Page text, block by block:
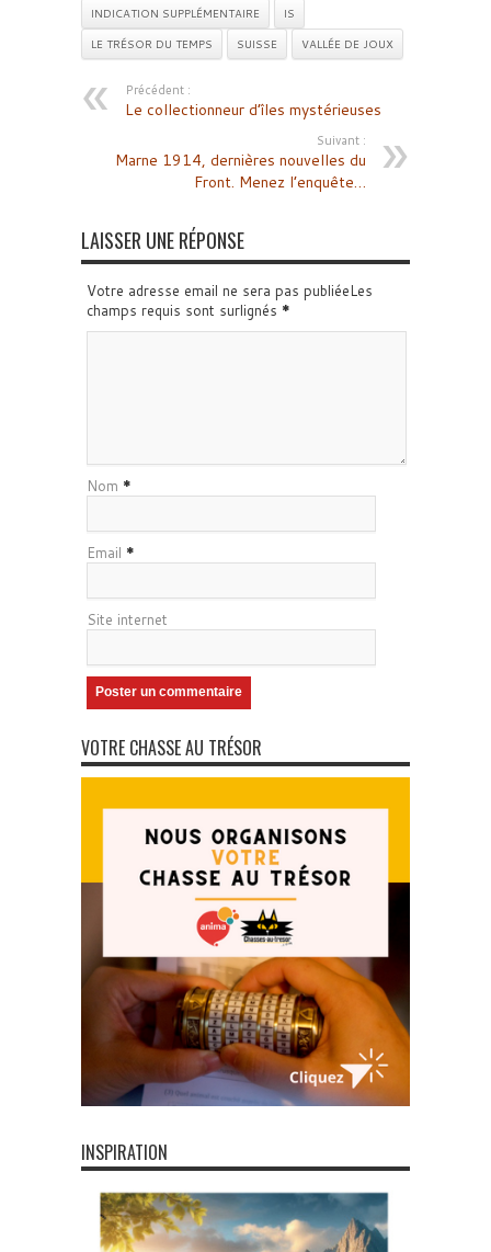
INDICATION SUPPLÉMENTAIRE
IS
LE TRÉSOR DU TEMPS
SUISSE VALLÉE DE JOUX
Précédent :
Le collectionneur d’îles mystérieuses
Suivant :
Marne 1914, dernières nouvelles du
Front. Menez l’enquête…
LAISSER UNE RÉPONSE
Votre adresse email ne sera pas publiéeLes
champs requis sont surlignés *
Nom *
Email *
Site internet
VOTRE CHASSE AU TRÉSOR
INSPIRATION